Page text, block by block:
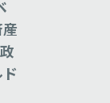
にてINNOVA
で受賞